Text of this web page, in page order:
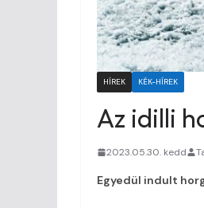
HÍREK KÉK-HÍREK
Az idilli
2023.05.30. kedd
Egyedül indult